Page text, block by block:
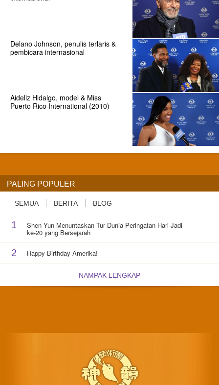
Delano Johnson, penulis terlaris &
pembicara internasional
Aideliz Hidalgo, model & Miss
Puerto Rico International (2010)
PALING POPULER
SEMUA BERITA BLOG
1 Shen Yun Menuntaskan Tur Dunia Peringatan Hari Jadi
ke-20 yang Bersejarah
2 Happy Birthday Amerika!
NAMPAK LENGKAP